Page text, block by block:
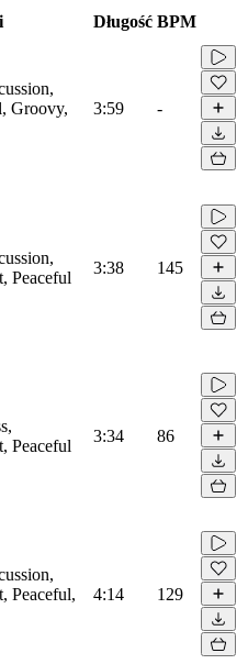
Długość BPM
Groovy,
3:59 -
Peaceful
3:38 145
Peaceful
3:34 86
Peaceful,
4:14 129